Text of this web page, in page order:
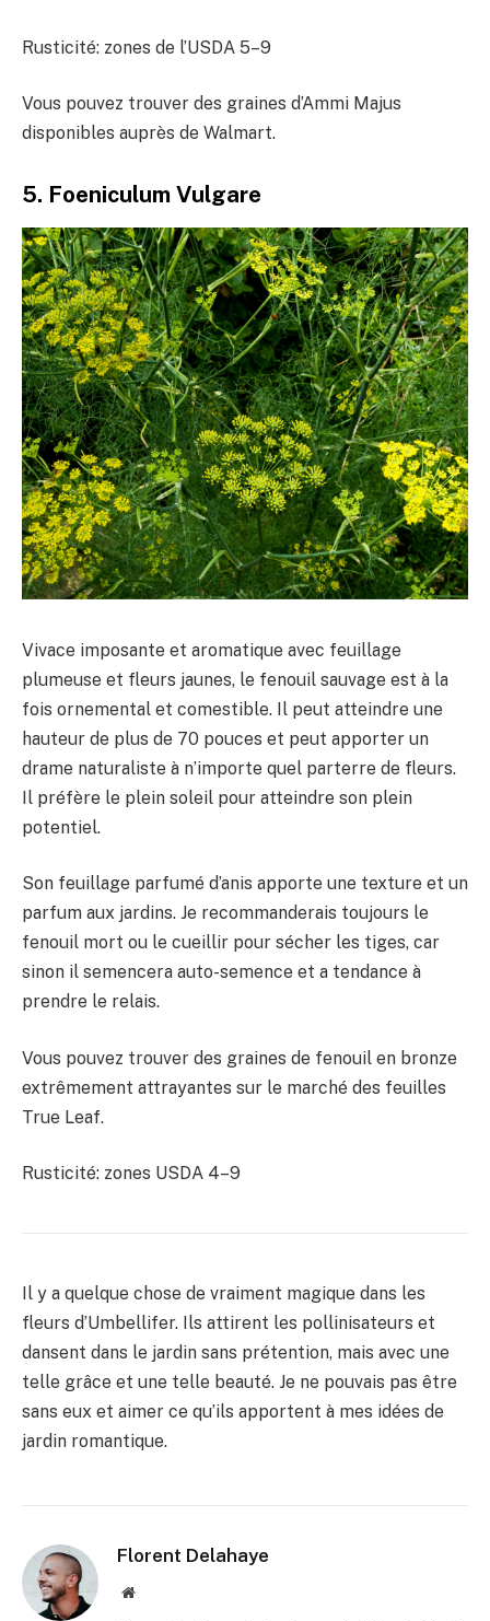
Rusticité: zones de l’USDA 5–9
Vous pouvez trouver des graines d’Ammi Majus
disponibles auprès de Walmart.
5. Foeniculum Vulgare
Vivace imposante et aromatique avec feuillage
plumeuse et fleurs jaunes, le fenouil sauvage est à la
fois ornemental et comestible. Il peut atteindre une
hauteur de plus de 70 pouces et peut apporter un
drame naturaliste à n’importe quel parterre de fleurs.
Il préfère le plein soleil pour atteindre son plein
potentiel.
Son feuillage parfumé d’anis apporte une texture et un
parfum aux jardins. Je recommanderais toujours le
fenouil mort ou le cueillir pour sécher les tiges, car
sinon il semencera auto-semence et a tendance à
prendre le relais.
Vous pouvez trouver des graines de fenouil en bronze
extrêmement attrayantes sur le marché des feuilles
True Leaf.
Rusticité: zones USDA 4–9
Il y a quelque chose de vraiment magique dans les
fleurs d’Umbellifer. Ils attirent les pollinisateurs et
dansent dans le jardin sans prétention, mais avec une
telle grâce et une telle beauté. Je ne pouvais pas être
sans eux et aimer ce qu’ils apportent à mes idées de
jardin romantique.
Florent Delahaye
Site